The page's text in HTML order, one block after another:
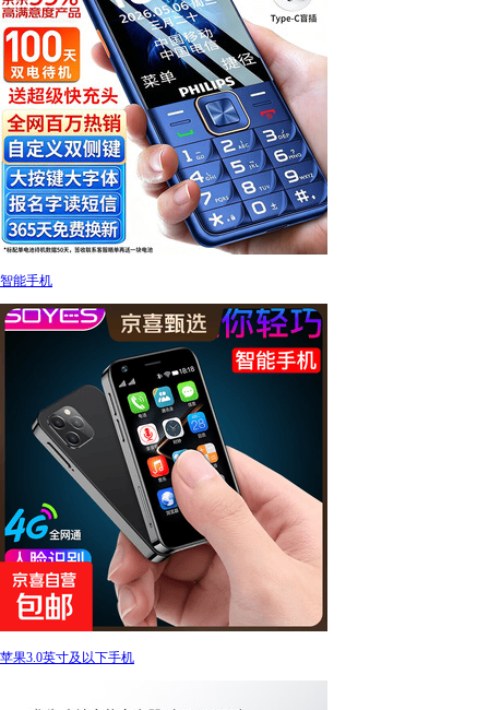
智能手机
苹果3.0英寸及以下手机